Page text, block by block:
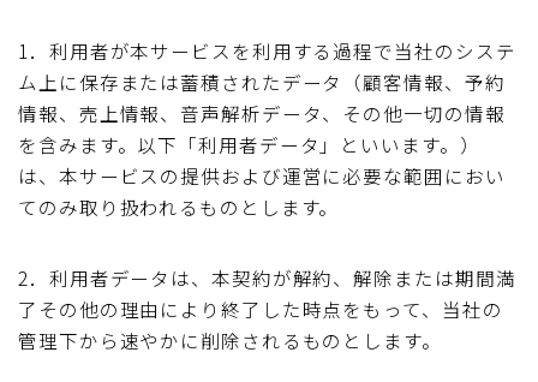
1．利用者が本サービスを利用する過程で当社のシステ
ム上に保存または蓄積されたデータ（顧客情報、予約
情報、売上情報、音声解析データ、その他一切の情報
を含みます。以下「利用者データ」といいます。）
は、本サービスの提供および運営に必要な範囲におい
てのみ取り扱われるものとします。
2．利用者データは、本契約が解約、解除または期間満
了その他の理由により終了した時点をもって、当社の
管理下から速やかに削除されるものとします。